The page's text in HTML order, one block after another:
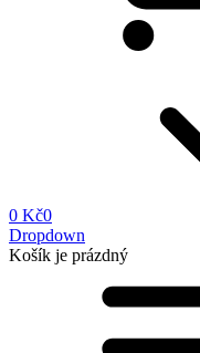
0 Kč0
Dropdown
Košík je prázdný